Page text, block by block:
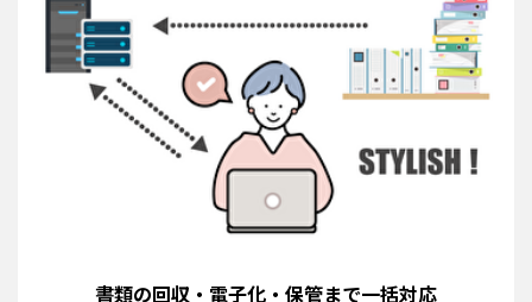
書類の回収・電子化・保管まで一括対応